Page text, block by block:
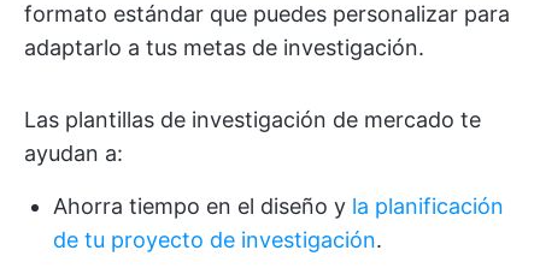
formato estándar que puedes personalizar para
adaptarlo a tus metas de investigación.
Las plantillas de investigación de mercado te
ayudan a:
Ahorra tiempo en el diseño y la planificación
de tu proyecto de investigación.